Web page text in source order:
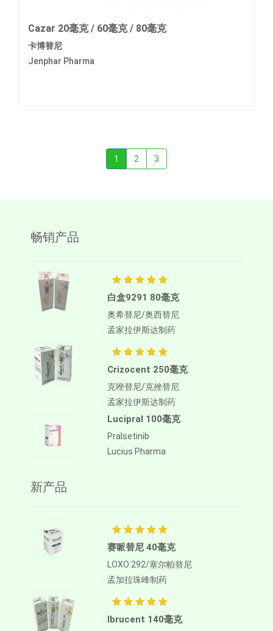
Cazar 20毫克 / 60毫克 / 80毫克
卡博替尼
Jenphar Pharma
1 2 3
畅销产品
白盒9291 80毫克
奥希替尼/奥西替尼
孟家拉伊斯达制药
Crizocent 250毫克
克唑替尼/克挫替尼
孟家拉伊斯达制药
Lucipral 100毫克
Pralsetinib
Lucius Pharma
新产品
赛哌替尼 40毫克
LOXO 292/塞尔帕替尼
孟加拉珠峰制药
Ibrucent 140毫克